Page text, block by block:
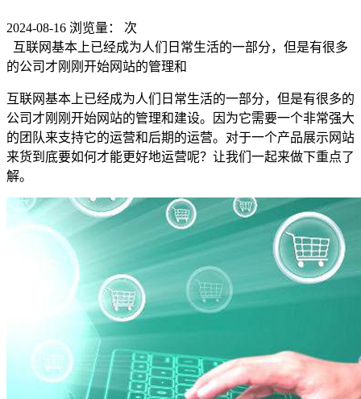
2024-08-16 浏览量：
次
互联网基本上已经成为人们日常生活的一部分，但是有很多
的公司才刚刚开始网站的管理和
互联网基本上已经成为人们日常生活的一部分，但是有很多的
公司才刚刚开始网站的管理和建设。因为它需要一个非常强大
的团队来支持它的运营和后期的运营。对于一个产品展示网站
来货到底要如何才能更好地运营呢？让我们一起来做下重点了
解。